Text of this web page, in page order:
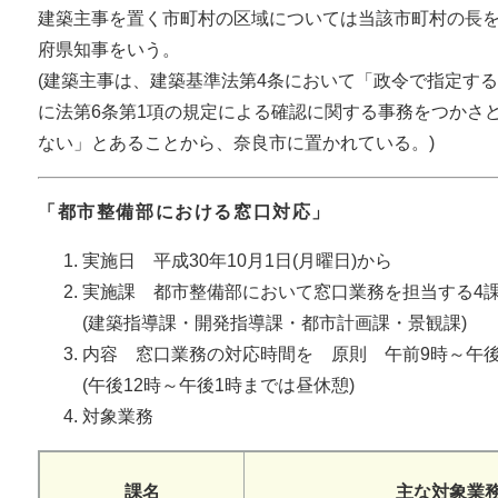
建築主事を置く市町村の区域については当該市町村の長
府県知事をいう。
(建築主事は、建築基準法第4条において「政令で指定す
に法第6条第1項の規定による確認に関する事務をつかさ
ない」とあることから、奈良市に置かれている。)
「都市整備部における窓口対応」
実施日 平成30年10月1日(月曜日)から
実施課 都市整備部において窓口業務を担当する4
(建築指導課・開発指導課・都市計画課・景観課)
内容 窓口業務の対応時間を 原則 午前9時～午
(午後12時～午後1時までは昼休憩)
対象業務
課名 主な対象業